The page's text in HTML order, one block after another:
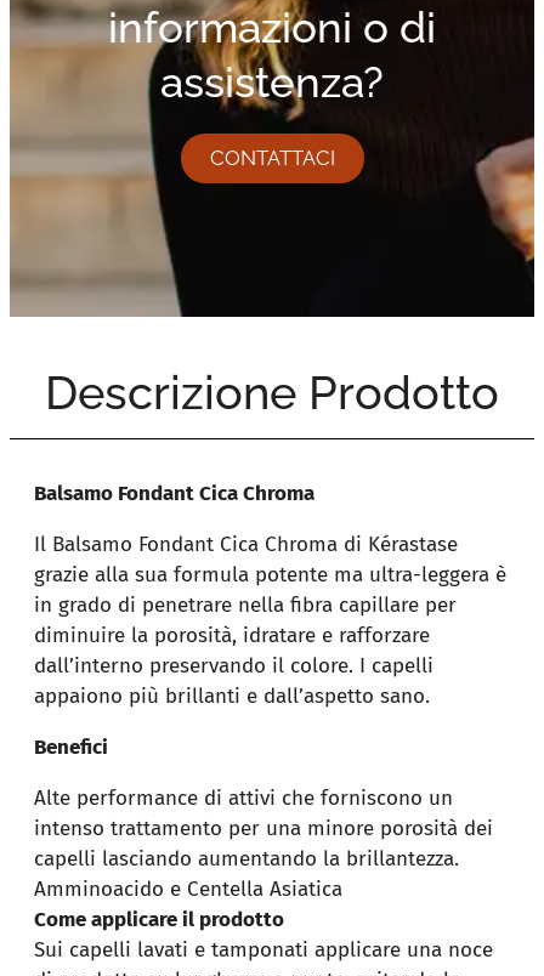
informazioni o di
assistenza?
CONTATTACI
Descrizione Prodotto
Balsamo Fondant Cica Chroma
Il Balsamo Fondant Cica Chroma di Kérastase
grazie alla sua formula potente ma ultra-leggera è
in grado di penetrare nella fibra capillare per
diminuire la porosità, idratare e rafforzare
dall’interno preservando il colore. I capelli
appaiono più brillanti e dall’aspetto sano.
Benefici
Alte performance di attivi che forniscono un
intenso trattamento per una minore porosità dei
capelli lasciando aumentando la brillantezza.
Amminoacido e Centella Asiatica
Come applicare il prodotto
Sui capelli lavati e tamponati applicare una noce